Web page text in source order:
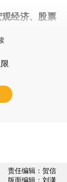
观经济、股票
责任编辑：贺信
版面编辑：刘潇